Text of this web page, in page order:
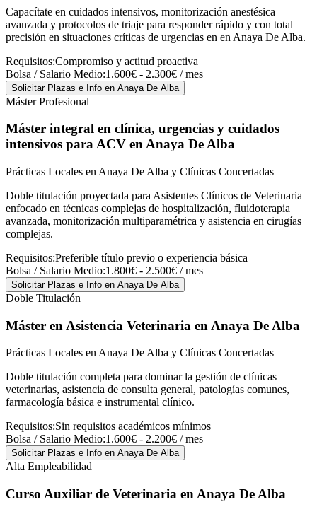
Capacítate en cuidados intensivos, monitorización anestésica
avanzada y protocolos de triaje para responder rápido y con total
precisión en situaciones críticas de urgencias en en Anaya De Alba.
Requisitos:Compromiso y actitud proactiva
Bolsa / Salario Medio:1.600€ - 2.300€ / mes
Solicitar Plazas e Info en Anaya De Alba
Máster Profesional
Máster integral en clínica, urgencias y cuidados
intensivos para ACV en Anaya De Alba
Prácticas Locales en Anaya De Alba y Clínicas Concertadas
Doble titulación proyectada para Asistentes Clínicos de Veterinaria
enfocado en técnicas complejas de hospitalización, fluidoterapia
avanzada, monitorización multiparamétrica y asistencia en cirugías
complejas.
Requisitos:Preferible título previo o experiencia básica
Bolsa / Salario Medio:1.800€ - 2.500€ / mes
Solicitar Plazas e Info en Anaya De Alba
Doble Titulación
Máster en Asistencia Veterinaria en Anaya De Alba
Prácticas Locales en Anaya De Alba y Clínicas Concertadas
Doble titulación completa para dominar la gestión de clínicas
veterinarias, asistencia de consulta general, patologías comunes,
farmacología básica e instrumental clínico.
Requisitos:Sin requisitos académicos mínimos
Bolsa / Salario Medio:1.600€ - 2.200€ / mes
Solicitar Plazas e Info en Anaya De Alba
Alta Empleabilidad
Curso Auxiliar de Veterinaria en Anaya De Alba